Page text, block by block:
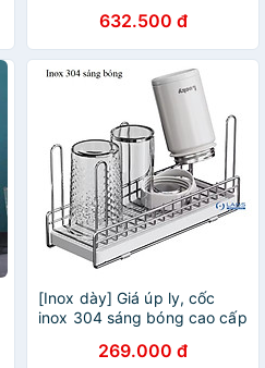
632.500 đ
[Inox dày] Giá úp ly, cốc
inox 304 sáng bóng cao cấp
269.000 đ